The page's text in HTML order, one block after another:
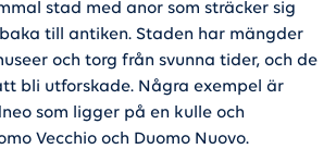
stad med anor som sträcker sig
till antiken. Staden har mängder
och torg från svunna tider, och de
bli utforskade. Några exempel är
som ligger på en kulle och
Vecchio och Duomo Nuovo.